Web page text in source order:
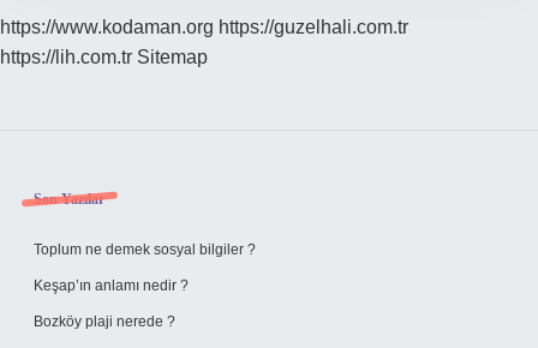
https://www.kodaman.org https://guzelhali.com.tr
https://lih.com.tr Sitemap
Sidebar
Son Yazılar
Toplum ne demek sosyal bilgiler ?
Keşap’ın anlamı nedir ?
Bozköy plaji nerede ?